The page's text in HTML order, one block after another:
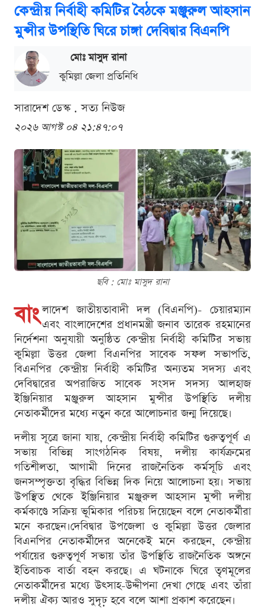
কেন্দ্রীয় নির্বাহী কমিটির বৈঠকে মঞ্জুরুল আহসান
মুন্সীর উপস্থিতি ঘিরে চাঙ্গা দেবিদ্বার বিএনপি
মোঃ মাসুদ রানা
কুমিল্লা জেলা প্রতিনিধি
সারাদেশ ডেস্ক . সত্য নিউজ
২০২৬ আগস্ট ০৪ ২১:৪৭:০৭
ছবি : মোঃ মাসুদ রানা
বাং লাদেশ জাতীয়তাবাদী দল (বিএনপি)- চেয়ারম্যান
এবং বাংলাদেশের প্রধানমন্ত্রী জনাব তারেক রহমানের
নির্দেশনা অনুযায়ী অনুষ্ঠিত কেন্দ্রীয় নির্বাহী কমিটির সভায়
কুমিল্লা উত্তর জেলা বিএনপির সাবেক সফল সভাপতি,
বিএনপির কেন্দ্রীয় নির্বাহী কমিটির অন্যতম সদস্য এবং
দেবিদ্বারের অপরাজিত সাবেক সংসদ সদস্য আলহাজ
ইঞ্জিনিয়ার মঞ্জুরুল আহসান মুন্সীর উপস্থিতি দলীয়
নেতাকর্মীদের মধ্যে নতুন করে আলোচনার জন্ম দিয়েছে।
দলীয় সূত্রে জানা যায়, কেন্দ্রীয় নির্বাহী কমিটির গুরুত্বপূর্ণ এ
সভায় বিভিন্ন সাংগঠনিক বিষয়, দলীয় কার্যক্রমের
গতিশীলতা, আগামী দিনের রাজনৈতিক কর্মসূচি এবং
জনসম্পৃক্ততা বৃদ্ধির বিভিন্ন দিক নিয়ে আলোচনা হয়। সভায়
উপস্থিত থেকে ইঞ্জিনিয়ার মঞ্জুরুল আহসান মুন্সী দলীয়
কর্মকাণ্ডে সক্রিয় ভূমিকার পরিচয় দিয়েছেন বলে নেতাকর্মীরা
মনে করছেন।দেবিদ্বার উপজেলা ও কুমিল্লা উত্তর জেলার
বিএনপির নেতাকর্মীদের অনেকেই মনে করছেন, কেন্দ্রীয়
পর্যায়ের গুরুত্বপূর্ণ সভায় তাঁর উপস্থিতি রাজনৈতিক অঙ্গনে
ইতিবাচক বার্তা বহন করছে। এ ঘটনাকে ঘিরে তৃণমূলের
নেতাকর্মীদের মধ্যে উৎসাহ-উদ্দীপনা দেখা গেছে এবং তাঁরা
দলীয় ঐক্য আরও সুদৃঢ় হবে বলে আশা প্রকাশ করেছেন।